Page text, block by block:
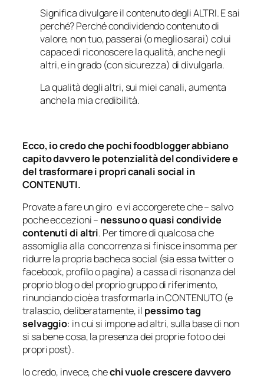
Significa divulgare il contenuto degli ALTRI. E sai
perché? Perché condividendo contenuto di
valore, non tuo, passerai (o meglio sarai) colui
capace di riconoscere la qualità, anche negli
altri, e in grado (con sicurezza) di divulgarla.
La qualità degli altri, sui miei canali, aumenta
anche la mia credibilità.
Ecco, io credo che pochi foodblogger abbiano
capito davvero le potenzialità del condividere e
del trasformare i propri canali social in
CONTENUTI.
Provate a fare un giro e vi accorgerete che – salvo
poche eccezioni – nessuno o quasi condivide
contenuti di altri. Per timore di qualcosa che
assomiglia alla concorrenza si finisce insomma per
ridurre la propria bacheca social (sia essa twitter o
facebook, profilo o pagina) a cassa di risonanza del
proprio blog o del proprio gruppo di riferimento,
rinunciando cioè a trasformarla in CONTENUTO (e
tralascio, deliberatamente, il pessimo tag
selvaggio: in cui si impone ad altri, sulla base di non
si sa bene cosa, la presenza dei proprie foto o dei
propri post).
Io credo, invece, chechi vuole crescere davvero